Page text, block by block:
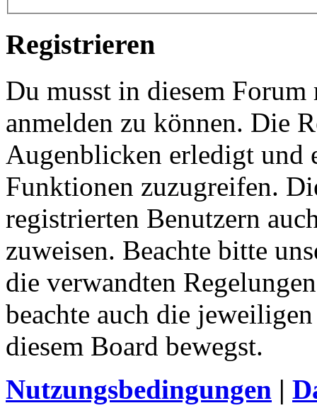
Registrieren
Du musst in diesem
anmelden zu können. Die
Augenblicken erledigt und
Funktionen zuzugreifen.
registrierten Benutzern
zuweisen. Beachte bitte
die verwandten
beachte auch die
diesem Board bewegst.
Nutzungsbedingungen |